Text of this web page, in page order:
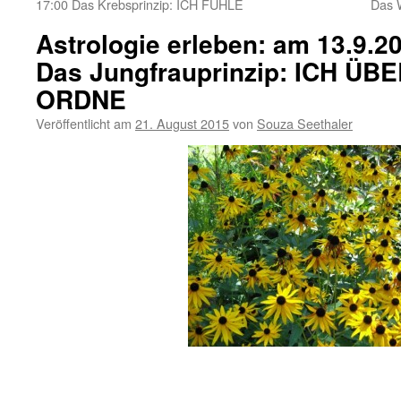
17:00 Das Krebsprinzip: ICH FÜHLE
Das
Astrologie erleben: am
Das Jungfrauprinzip: ICH
ORDNE
Veröffentlicht am 21. August 2015von Souza Seethaler